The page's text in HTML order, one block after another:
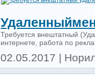
Требуется внештатный
интернете, работа по
02.05.2017 |